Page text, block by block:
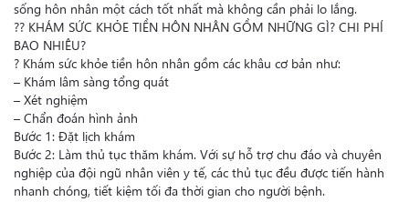
sống hôn nhân một cách tốt nhất mà không cần phải lo lắng.
?? KHÁM SỨC KHỎE TIỀN HÔN NHÂN GỒM NHỮNG GÌ? CHI PHÍ
BAO NHIÊU?
? Khám sức khỏe tiền hôn nhân gồm các khâu cơ bản như:
– Khám lâm sàng tổng quát
– Xét nghiệm
– Chẩn đoán hình ảnh
Bước 1: Đặt lịch khám
Bước 2: Làm thủ tục thăm khám. Với sự hỗ trợ chu đáo và chuyên
nghiệp của đội ngũ nhân viên y tế, các thủ tục đều được tiến hành
nhanh chóng, tiết kiệm tối đa thời gian cho người bệnh.